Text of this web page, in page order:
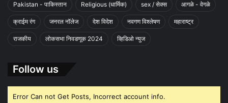
Pakistan - पाकिस्तान Religious (धार्मिक) sex / सेक्स आगळे - वेगळे
क्राईम रंग जनरल नॉलेज देश विदेश नवगण विश्लेषण महाराष्ट्र
राजकीय लोकसभा निवडणूक 2024 व्हिडिओ न्युज
Follow us
Error Can not Get Posts, Incorrect account info.